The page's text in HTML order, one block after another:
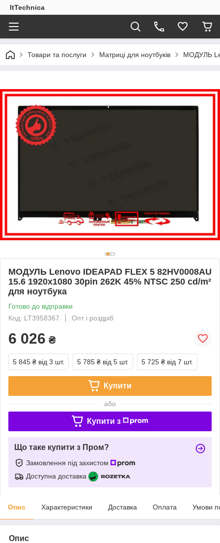
ItTechnica
Товари та послуги Матриці для ноутбуків МОДУЛЬ
МОДУЛЬ Lenovo IDEAPAD FLEX 5 82HV0008AU
15.6 1920x1080 30pin 262K 45% NTSC 250 cd/m²
для ноутбука
Готово до відправки
Код: LT3958367
Опт і роздріб
6 026 ₴
5 845 ₴ від 3 шт. 5 785 ₴ від 5 шт. 5 725 ₴ від 7 шт.
Купити
або
Купити з
Що таке купити з Пром?
Замовлення під захистом
Доступна доставка
Опис Характеристики Доставка Оплата Умови
Опис